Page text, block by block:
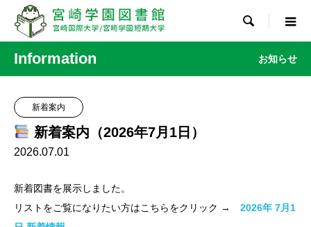

Information お知らせ
新着案内
新着案内（2026年7月1日）
2026.07.01
新着図書を展示しました。
リストをご覧になりたい方はこちらをクリック → 2026年 7月1